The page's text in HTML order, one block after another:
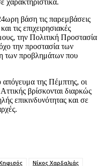
χαρακτηριστικά.
βάση τις παρεμβάσεις
τις επιχειρησιακές
την Πολιτική Προστασία
την προστασία των
των προβλημάτων που
απόγευμα της Πέμπτης, οι
βρίσκονται διαρκώς
επικινδυνότητας και σε
Νίκος Χαρδαλιάς